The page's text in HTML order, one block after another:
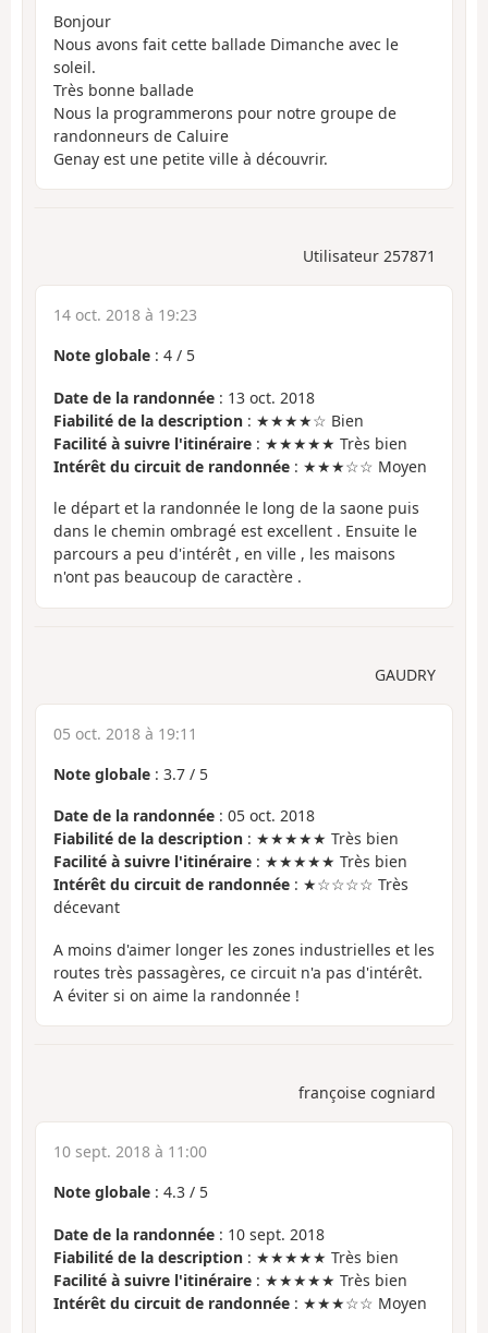
Bonjour
Nous avons fait cette ballade Dimanche avec le
soleil.
Très bonne ballade
Nous la programmerons pour notre groupe de
randonneurs de Caluire
Genay est une petite ville à découvrir.
Utilisateur 257871
14 oct. 2018 à 19:23
Note globale : 4 / 5
Date de la randonnée : 13 oct. 2018
Fiabilité de la description : ★★★★☆ Bien
Facilité à suivre l'itinéraire : ★★★★★ Très bien
Intérêt du circuit de randonnée : ★★★☆☆ Moyen
le départ et la randonnée le long de la saone puis
dans le chemin ombragé est excellent . Ensuite le
parcours a peu d'intérêt , en ville , les maisons
n'ont pas beaucoup de caractère .
GAUDRY
05 oct. 2018 à 19:11
Note globale : 3.7 / 5
Date de la randonnée : 05 oct. 2018
Fiabilité de la description : ★★★★★ Très bien
Facilité à suivre l'itinéraire : ★★★★★ Très bien
Intérêt du circuit de randonnée : ★☆☆☆☆ Très
décevant
A moins d'aimer longer les zones industrielles et les
routes très passagères, ce circuit n'a pas d'intérêt.
A éviter si on aime la randonnée !
françoise cogniard
10 sept. 2018 à 11:00
Note globale : 4.3 / 5
Date de la randonnée : 10 sept. 2018
Fiabilité de la description : ★★★★★ Très bien
Facilité à suivre l'itinéraire : ★★★★★ Très bien
Intérêt du circuit de randonnée : ★★★☆☆ Moyen